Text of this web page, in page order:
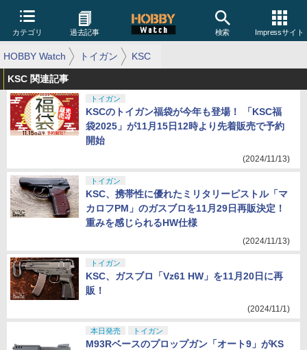
カテゴリ 過去記事 検索 Impressサイト
HOBBY Watch トイガン KSC
KSC 関連記事
トイガン
KSCのトイガン福袋が今年も登場！ 「KSC福
袋2025」が11月15日12時より先着販売で予約
開始
(2024/11/13)
トイガン
KSC、携帯性に優れたミリタリーピストル「マ
カロフPM」のガスブロを11月29日再販決定！
重みを感じられるHW仕様
(2024/11/13)
トイガン
KSC、ガスブロ「Vz61 HW」を11月20日に再
販！
(2024/11/1)
本日発売 トイガン
M93Rベースのプロップガン「オート9」がKS